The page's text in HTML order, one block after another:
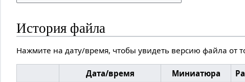
История файла
Нажмите на дату/время, чтобы увидеть версию файла от
Дата/время Миниатюра